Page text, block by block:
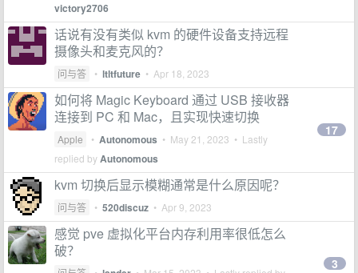
victory2706
话说有没有类似 kvm 的硬件设备支持远程
摄像头和麦克风的？
问与答 • ltltfuture • Apr 18, 2023
如何将 Magic Keyboard 通过 USB 接收器
连接到 PC 和 Mac，且实现快速切换
Apple • Autonomous • May 21, 2023 • Lastly
replied byAutonomous
17
kvm 切换后显示模糊通常是什么原因呢？
问与答 • 520discuz • Apr 9, 2023
感觉 pve 虚拟化平台内存利用率很低怎么
破？
3